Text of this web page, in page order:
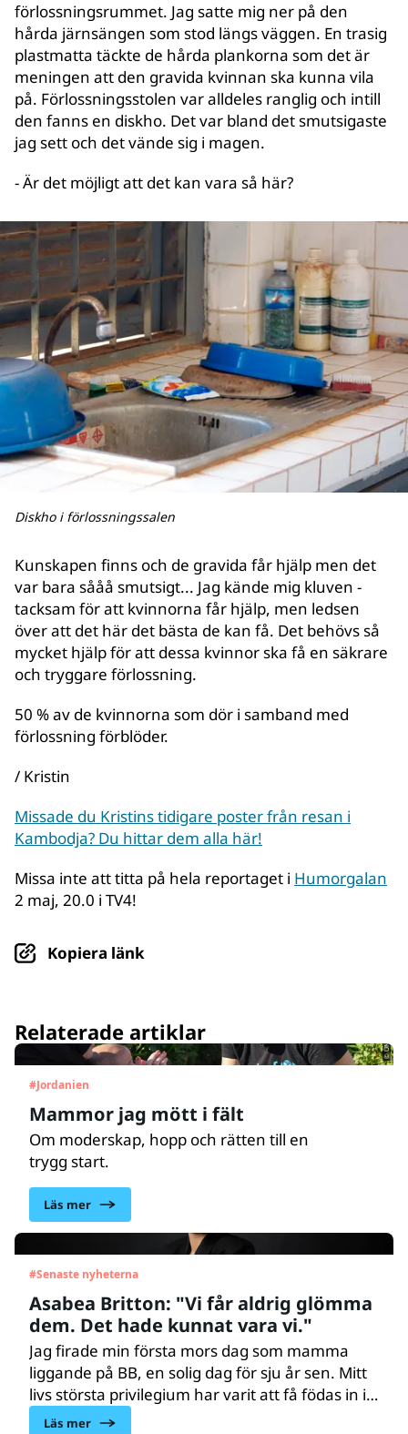
förlossningsrummet. Jag satte mig ner på den
hårda järnsängen som stod längs väggen. En trasig
plastmatta täckte de hårda plankorna som det är
meningen att den gravida kvinnan ska kunna vila
på. Förlossningsstolen var alldeles ranglig och intill
den fanns en diskho. Det var bland det smutsigaste
jag sett och det vände sig i magen.
- Är det möjligt att det kan vara så här?
Diskho i förlossningssalen
Kunskapen finns och de gravida får hjälp men det
var bara sååå smutsigt... Jag kände mig kluven -
tacksam för att kvinnorna får hjälp, men ledsen
över att det här det bästa de kan få. Det behövs så
mycket hjälp för att dessa kvinnor ska få en säkrare
och tryggare förlossning.
50 % av de kvinnorna som dör i samband med
förlossning förblöder.
/ Kristin
Missade du Kristins tidigare poster från resan i
Kambodja? Du hittar dem alla här!
Missa inte att titta på hela reportaget i Humorgalan
2 maj, 20.0 i TV4!
Kopiera länk
Relaterade artiklar
#Jordanien
Mammor jag mött i fält
Om moderskap, hopp och rätten till en
trygg start.
Läs mer
#Senaste nyheterna
Asabea Britton: "Vi får aldrig glömma
dem. Det hade kunnat vara vi."
Jag firade min första mors dag som mamma
liggande på BB, en solig dag för sju år sen. Mitt
livs största privilegium har varit att få födas in i
trygghet – från min mammas kropp till hennes
Läs mer